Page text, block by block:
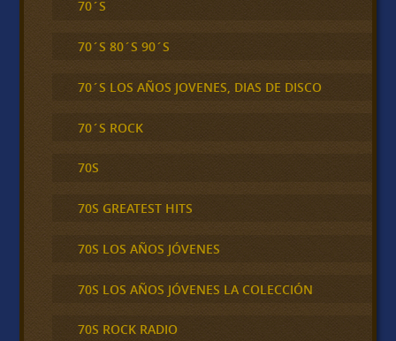
70´S
70´S 80´S 90´S
70´S LOS AÑOS JOVENES, DIAS DE DISCO
70´S ROCK
70S
70S GREATEST HITS
70S LOS AÑOS JÓVENES
70S LOS AÑOS JÓVENES LA COLECCIÓN
70S ROCK RADIO